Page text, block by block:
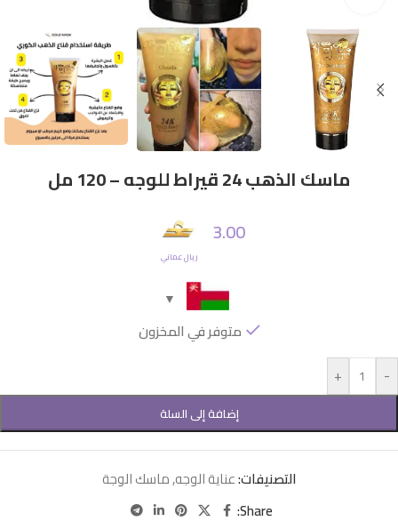
ماسك الذهب 24 قيراط للوجه – 120 مل
3.00
ريال عماني
متوفر في المخزون
-
+
إضافة إلى السلة
التصنيفات:عناية الوجه,ماسك الوجة
Share: